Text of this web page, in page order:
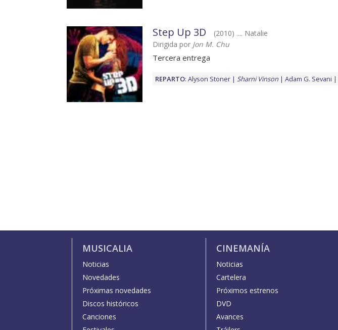
Step Up 3D
(2010) .... Natalie
Dirigida por Jon M. Chu
Tercera entrega
REPARTO: Alyson Stoner Sharni Vinson Adam G. Sevani
MUSICALIA
Noticias
Novedades
Próximas novedades
Discos históricos
Canciones
CINEMANÍA
Noticias
Cartelera
Próximos estrenos
DVD
Avances